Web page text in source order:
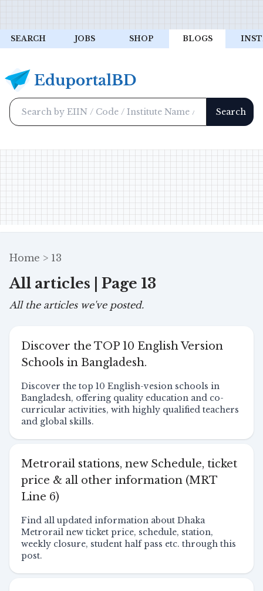
SEARCH JOBS SHOP BLOGS
Home 13
All articles | Page 13
All the articles we've posted.
Discover the TOP 10 English Version
Schools in Bangladesh.
Discover the top 10 English-vesion schools in
Bangladesh, offering quality education and co-
curricular activities, with highly qualified teachers
and global skills.
Metrorail stations, new Schedule, ticket
price & all other information (MRT
Line 6)
Find all updated information about Dhaka
Metrorail new ticket price, schedule, station,
weekly closure, student half pass etc. through this
post.